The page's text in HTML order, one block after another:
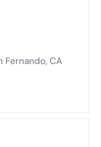
Fernando, CA